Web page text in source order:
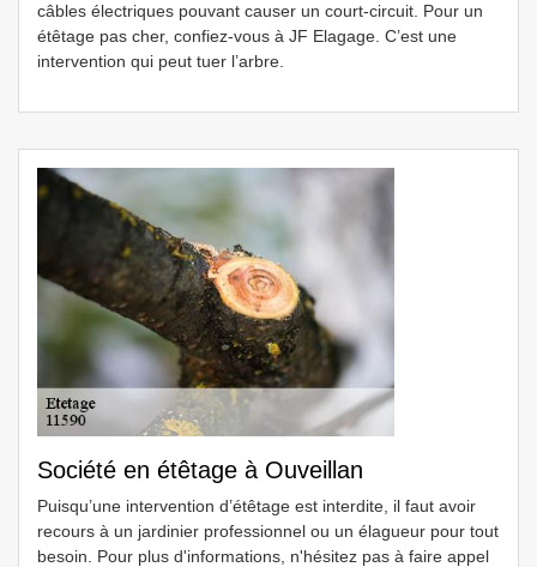
câbles électriques pouvant causer un court-circuit. Pour un
étêtage pas cher, confiez-vous à JF Elagage. C’est une
intervention qui peut tuer l’arbre.
Société en étêtage à Ouveillan
Puisqu’une intervention d’étêtage est interdite, il faut avoir
recours à un jardinier professionnel ou un élagueur pour tout
besoin. Pour plus d'informations, n'hésitez pas à faire appel